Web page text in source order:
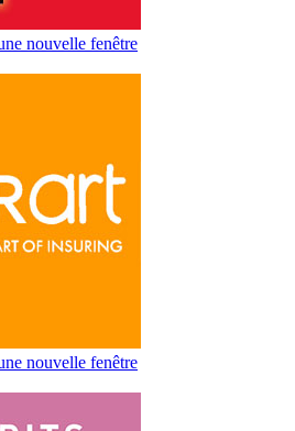
nouvelle fenêtre
nouvelle fenêtre